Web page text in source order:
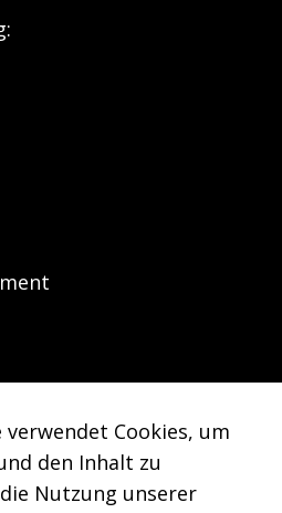
Cookies, um
den Inhalt zu
Nutzung unserer